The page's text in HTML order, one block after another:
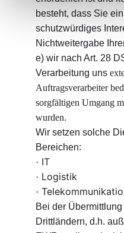
besteht, dass Sie
schutzwürdiges
Nichtweitergabe
e) wir nach Art. 28
Verarbeitung uns
Auftragsverarbeiter
sorgfältigen Umgang
wurden.
Wir setzen solche
Bereichen:
· IT
· Logistik
·
Bei der
Drittländern, d.h.